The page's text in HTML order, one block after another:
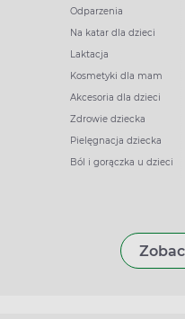
Odparzenia
Na katar dla dzieci
Laktacja
Kosmetyki dla mam
Akcesoria dla dzieci
Zdrowie dziecka
Pielęgnacja dziecka
Ból i gorączka u dzieci